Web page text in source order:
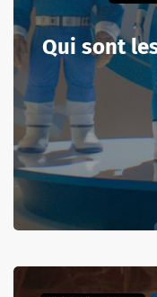
Qui sont